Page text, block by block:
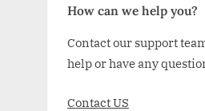
How can we help you?
Contact our support
help or have any
Contact US